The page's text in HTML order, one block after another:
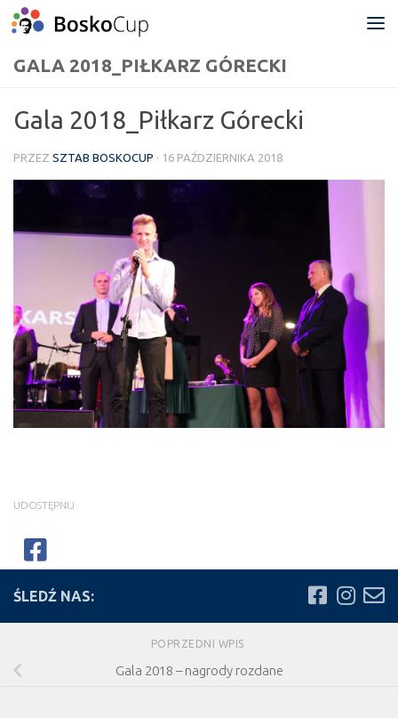
Przejdź do treści
GALA 2018_PIŁKARZ GÓRECKI
Gala 2018_Piłkarz Górecki
PRZEZ SZTAB BOSKOCUP · 16 PAŹDZIERNIKA 2018
UDOSTĘPNIJ
ŚLEDŹ NAS:
POPRZEDNI WPIS
Gala 2018 – nagrody rozdane